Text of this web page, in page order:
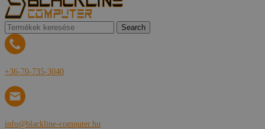
Search
+36-70-735-3040
info@blackline-computer.hu